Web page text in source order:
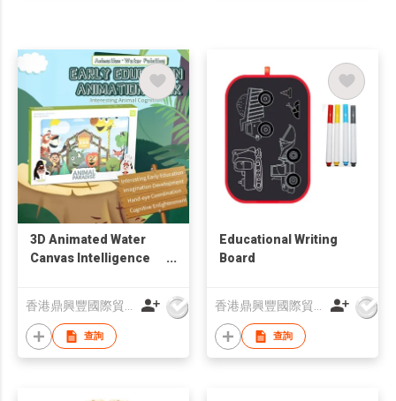
3D Animated Water
Canvas Intelligence
查詢
Educational Writing
Board
查詢